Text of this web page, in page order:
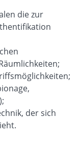
die zur
der sich